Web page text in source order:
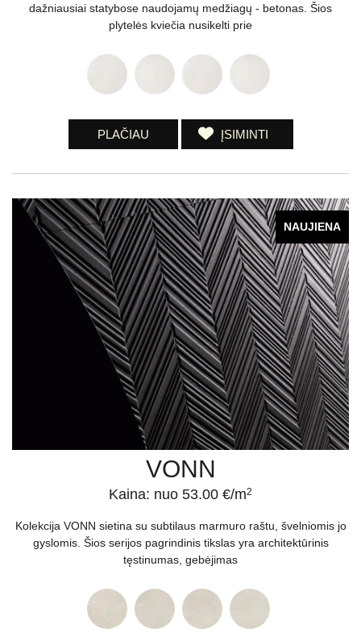
dažniausiai statybose naudojamų medžiagų - betonas. Šios
plytelės kviečia nusikelti prie
PLAČIAU ĮSIMINTI
NAUJIENA
VONN
Kaina: nuo 53.00 €/m2
Kolekcija VONN sietina su subtilaus marmuro raštu, švelniomis jo
gyslomis. Šios serijos pagrindinis tikslas yra architektūrinis
tęstinumas, gebėjimas